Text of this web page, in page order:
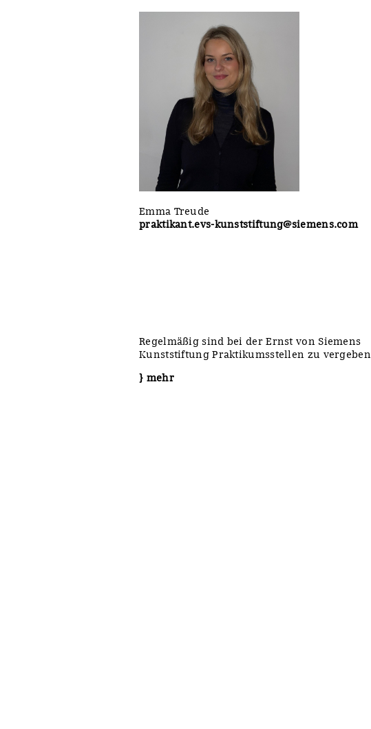
Emma Treude
praktikant.evs-kunststiftung@siemens.com
Regelmäßig sind bei der Ernst von Siemens
Kunststiftung Praktikumsstellen zu vergeben
} mehr